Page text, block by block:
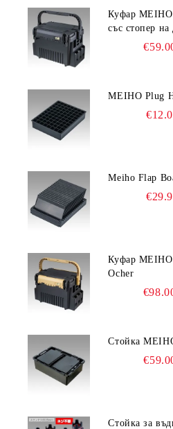
Куфар
със стопер на
MEIHO Plug
Meiho Flap
Куфар
Ocher
Стойка
Стойка за